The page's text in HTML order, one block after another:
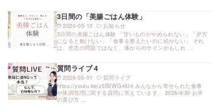
2026-05-13 お知らせ
3日間の「美腸ごはん体験」
3日間の美腸ごはん体験 「甘いものがやめられない」「夕方
になると動けない」「食事を整えたいのに続かない」 それ
は、意志の問題ではなく、体からのサインかもしれ …
2026-05-01 質問ライブ
質問ライブ４
https://youtu.be/z5lSIWG4iU4 みんなから寄せられた食事
や体調管理に関する質問に答えています。 2026/4/30 お米
の選び方 …